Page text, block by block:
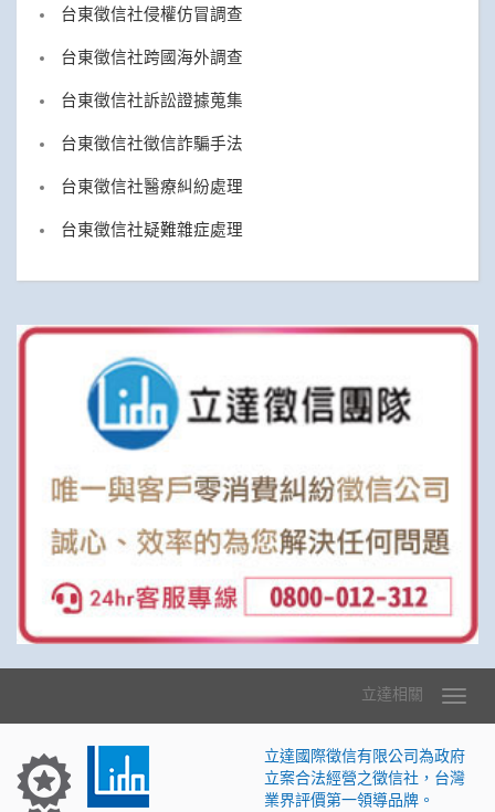
台東徵信社侵權仿冒調查
台東徵信社跨國海外調查
台東徵信社訴訟證據蒐集
台東徵信社徵信詐騙手法
台東徵信社醫療糾紛處理
台東徵信社疑難雜症處理
立達相關
立達國際徵信有限公司為政府
立案合法經營之徵信社，台灣
業界評價第一領導品牌。